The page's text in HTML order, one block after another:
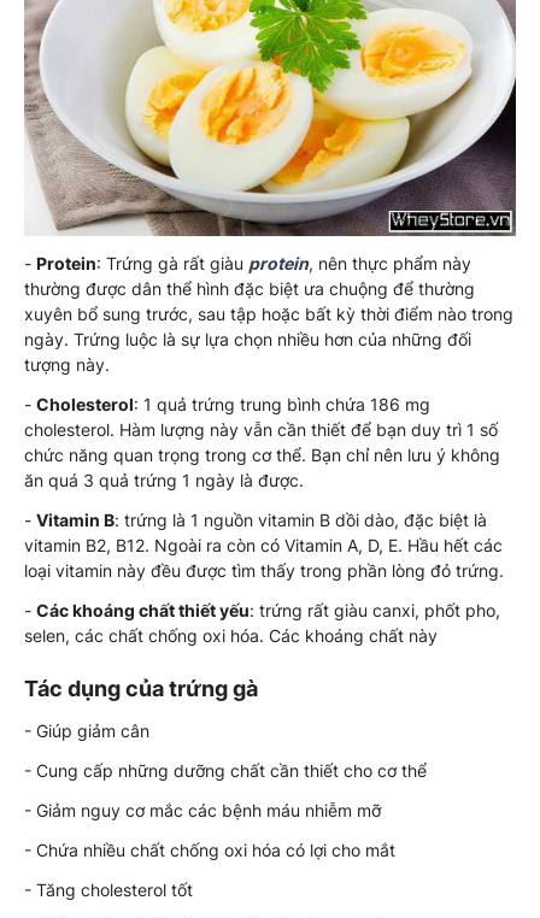
- Protein: Trứng gà rất giàu protein, nên thực phẩm này
thường được dân thể hình đặc biệt ưa chuộng để thường
xuyên bổ sung trước, sau tập hoặc bất kỳ thời điểm nào trong
ngày. Trứng luộc là sự lựa chọn nhiều hơn của những đối
tượng này.
- Cholesterol: 1 quả trứng trung bình chứa 186 mg
cholesterol. Hàm lượng này vẫn cần thiết để bạn duy trì 1 số
chức năng quan trọng trong cơ thể. Bạn chỉ nên lưu ý không
ăn quá 3 quả trứng 1 ngày là được.
- Vitamin B: trứng là 1 nguồn vitamin B dồi dào, đặc biệt là
vitamin B2, B12. Ngoài ra còn có Vitamin A, D, E. Hầu hết các
loại vitamin này đều được tìm thấy trong phần lòng đỏ trứng.
- Các khoáng chất thiết yếu: trứng rất giàu canxi, phốt pho,
selen, các chất chống oxi hóa. Các khoáng chất này
Tác dụng của trứng gà
- Giúp giảm cân
- Cung cấp những dưỡng chất cần thiết cho cơ thể
- Giảm nguy cơ mắc các bệnh máu nhiễm mỡ
- Chứa nhiều chất chống oxi hóa có lợi cho mắt
- Tăng cholesterol tốt